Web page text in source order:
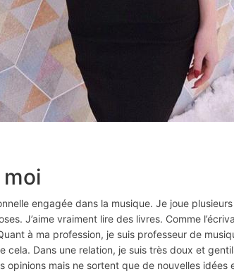
engagée dans la musique. Je joue plusieurs
J’aime vraiment lire des livres. Comme
à ma profession, je suis professeur de
cela. Dans une relation, je suis très doux et
opinions mais ne sortent que de nouvelles idées